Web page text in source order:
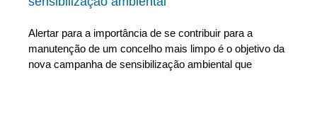
Alertar para a importância de se contribuir para a
manutenção de um concelho mais limpo é o objetivo da
nova campanha de sensibilização ambiental que